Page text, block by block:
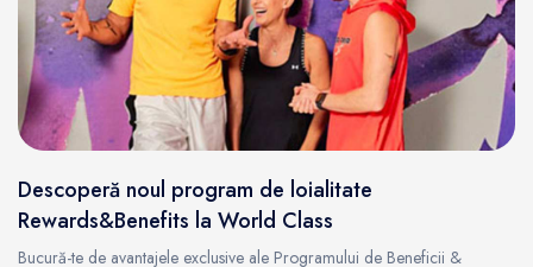
Descoperă noul program de loialitate
Rewards&Benefits la World Class
Bucură-te de avantajele exclusive ale Programului de Beneficii &